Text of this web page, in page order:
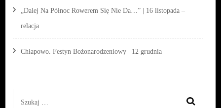
„Dalej Na Północ Rowerem Się Nie Da…” | 16 listopada –
relacja
Chłapowo. Festyn Bożonarodzeniowy | 12 grudnia
Szukaj: